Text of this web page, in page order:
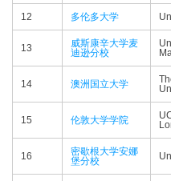
12 多伦多大学
13
威斯康辛大学麦
迪逊分校
14 澳洲国立大学
15 伦敦大学学院
16
密歇根大学安娜
堡分校